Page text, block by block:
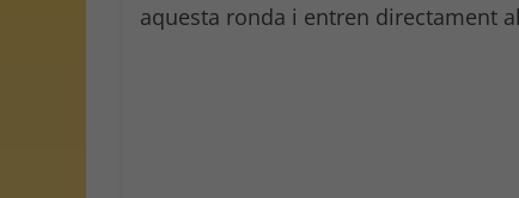
aquesta ronda i entren directament